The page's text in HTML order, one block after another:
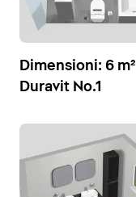
Dimensioni: 6 m² |
Duravit No.1